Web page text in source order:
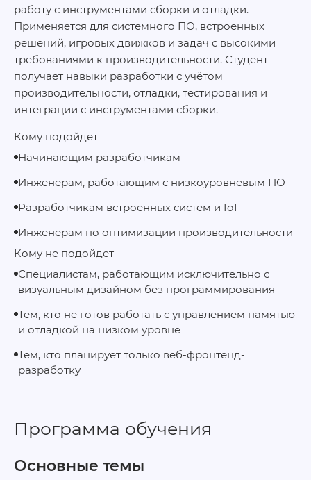
работу с инструментами сборки и отладки.
Применяется для системного ПО, встроенных
решений, игровых движков и задач с высокими
требованиями к производительности. Студент
получает навыки разработки с учётом
производительности, отладки, тестирования и
интеграции с инструментами сборки.
Кому подойдет
Начинающим разработчикам
Инженерам, работающим с низкоуровневым ПО
Разработчикам встроенных систем и IoT
Инженерам по оптимизации производительности
Кому не подойдет
Специалистам, работающим исключительно с
визуальным дизайном без программирования
Тем, кто не готов работать с управлением памятью
и отладкой на низком уровне
Тем, кто планирует только веб‑фронтенд-
разработку
Программа обучения
Основные темы